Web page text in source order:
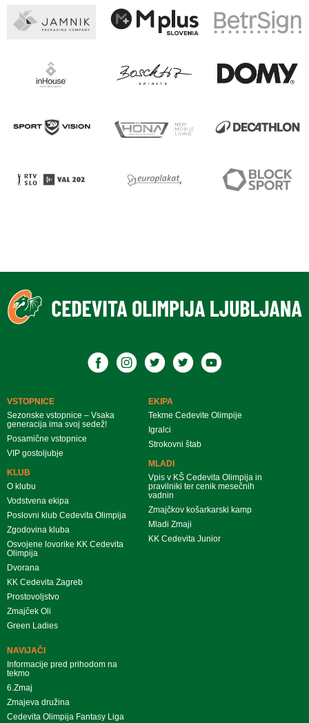
VSTOPNICE
Sezonske vstopnice – Vsaka
generacija ima svoj sedež!
Posamične vstopnice
VIP gostoljubje
KLUB
O klubu
Vodstvena ekipa
Poslovni klub Cedevita Olimpija
Zgodovina kluba
Osvojene lovorike KK Cedevita
Olimpija
Dvorana
KK Cedevita Zagreb
Prostovoljstvo
Zmajček Oli
Green Ladies
EKIPA
Tekme Cedevite Olimpije
Igralci
Strokovni štab
MLADI
Vpis v KŠ Cedevita Olimpija in
pravilniki ter cenik mesečnih
vadnin
Zmajčkov košarkarski kamp
Mladi Zmaji
KK Cedevita Junior
NAVIJAČI
Informacije pred prihodom na
tekmo
6.Zmaj
Zmajeva družina
Cedevita Olimpija Fantasy Liga